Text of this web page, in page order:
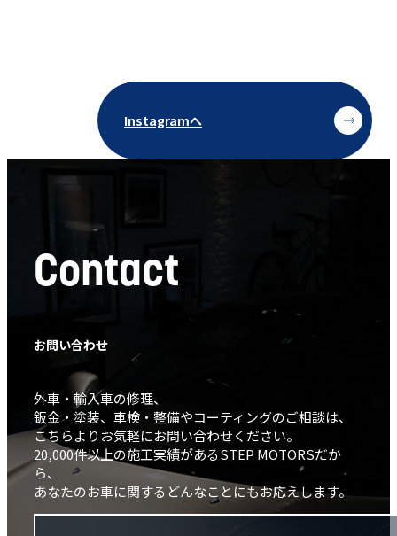
Instagramへ
Contact
お問い合わせ
外車・輸入車の修理、
鈑金・塗装、車検・整備やコーティングのご相談は、
こちらよりお気軽にお問い合わせください。
20,000件以上の施工実績があるSTEP MOTORSだか
ら、
あなたのお車に関するどんなことにもお応えします。